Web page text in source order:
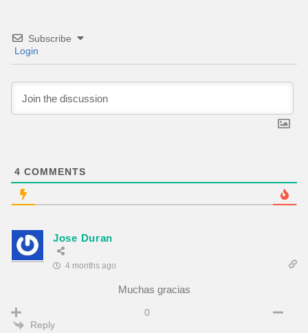
Subscribe
Login
4 COMMENTS
Jose Duran
4 months ago
Muchas gracias
0
Reply